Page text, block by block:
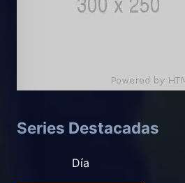
Series Destacadas
Día